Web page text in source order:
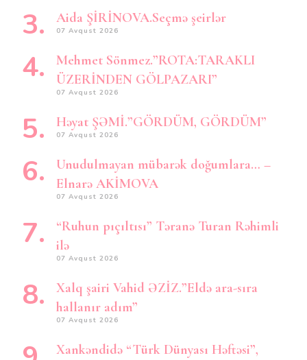
Aida ŞİRİNOVA.Seçmə şeirlər
07 Avqust 2026
Mehmet Sönmez.”ROTA:TARAKLI
ÜZERİNDEN GÖLPAZARI”
07 Avqust 2026
Həyat ŞƏMİ.”GÖRDÜM, GÖRDÜM”
07 Avqust 2026
Unudulmayan mübarək doğumlara… –
Elnarə AKİMOVA
07 Avqust 2026
“Ruhun pıçıltısı” Təranə Turan Rəhimli
ilə
07 Avqust 2026
Xalq şairi Vahid ƏZİZ.”Eldə ara-sıra
hallanır adım”
07 Avqust 2026
Xankəndidə “Türk Dünyası Həftəsi”,